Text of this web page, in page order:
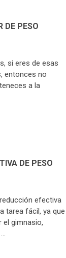
DE PESO
si eres de esas
entonces no
a la
DE PESO
efectiva
tarea fácil, ya que
el gimnasio,